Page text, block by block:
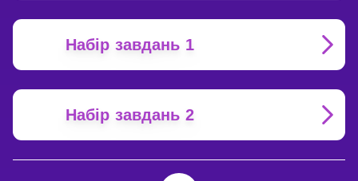
Набір завдань 1
Набір завдань 2